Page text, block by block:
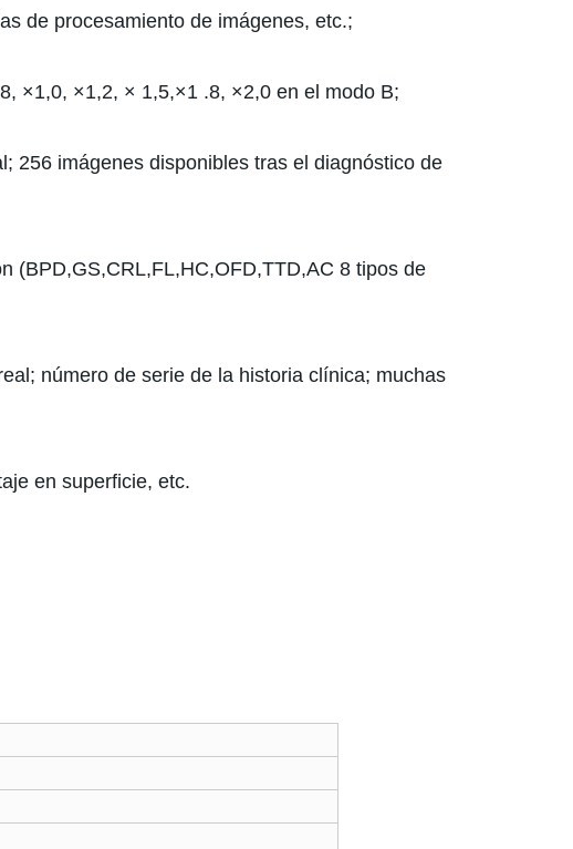
de procesamiento de imágenes, etc.;
×1,0, ×1,2, × 1,5,×1 .8, ×2,0 en el modo B;
256 imágenes disponibles tras el diagnóstico de
(BPD,GS,CRL,FL,HC,OFD,TTD,AC 8 tipos de
número de serie de la historia clínica; muchas
en superficie, etc.